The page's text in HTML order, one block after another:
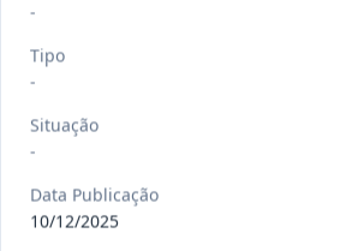
Outros
Situação
-
Tipo
-
Situação
-
Data Publicação
10/12/2025